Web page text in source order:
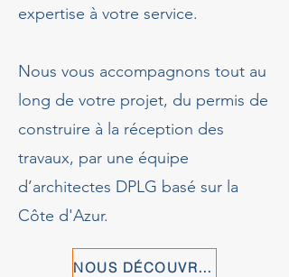
expertise à votre service.
Nous vous accompagnons tout au
long de votre projet, du permis de
construire à la réception des
travaux, par une équipe
d’architectes DPLG basé sur la
Côte d'Azur.
NOUS DÉCOUVRIR